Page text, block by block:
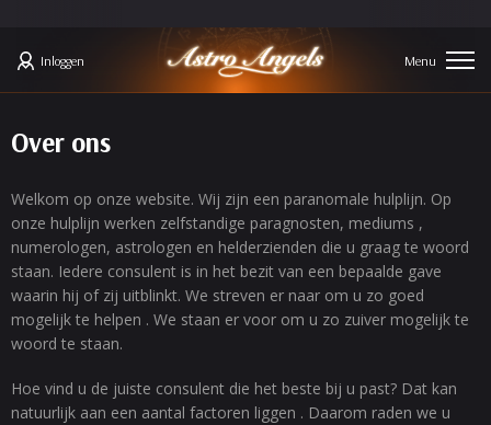
Inloggen
Over ons
Welkom op onze website. Wij zijn een paranomale hulplijn. Op
onze hulplijn werken zelfstandige paragnosten, mediums ,
numerologen, astrologen en helderzienden die u graag te woord
staan. Iedere consulent is in het bezit van een bepaalde gave
waarin hij of zij uitblinkt. We streven er naar om u zo goed
mogelijk te helpen . We staan er voor om u zo zuiver mogelijk te
woord te staan.
Hoe vind u de juiste consulent die het beste bij u past? Dat kan
natuurlijk aan een aantal factoren liggen . Daarom raden we u